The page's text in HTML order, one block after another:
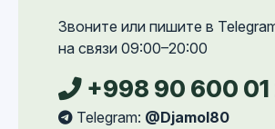
Звоните или пишите в
на связи 09:00–20:00
+998 90 600 01
Telegram: @Djamol80